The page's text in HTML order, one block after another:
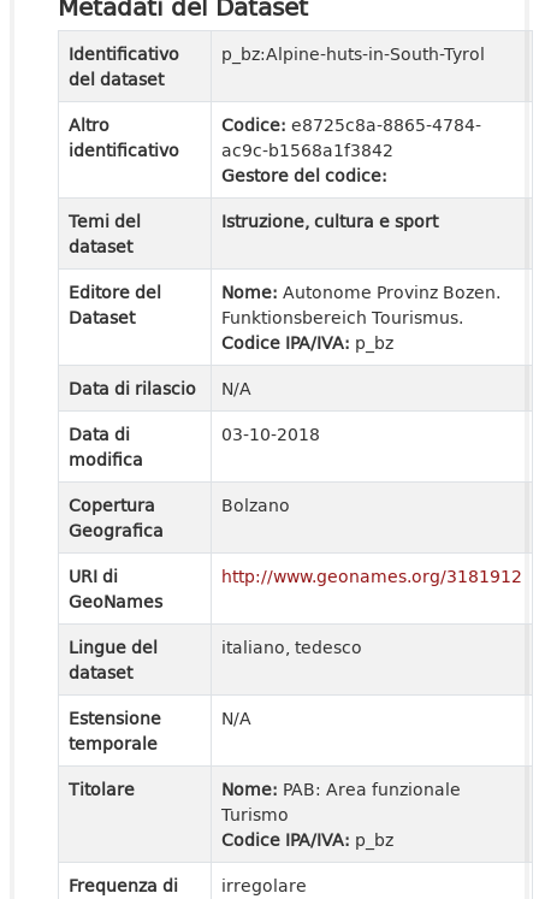
Identificativo
del dataset
p_bz:Alpine-huts-in-South-Tyrol
Altro
identificativo
Codice: e8725c8a-8865-4784-
ac9c-b1568a1f3842
Gestore del codice:
Temi del
dataset
Istruzione, cultura e sport
Editore del
Dataset
Nome: Autonome Provinz Bozen.
Funktionsbereich Tourismus.
Codice IPA/IVA: p_bz
Data di rilascio
N/A
Data di
modifica
03-10-2018
Copertura
Geografica
Bolzano
URI di
GeoNames
http://www.geonames.org/3181912
Lingue del
dataset
italiano, tedesco
Estensione
temporale
N/A
Titolare Nome: PAB: Area funzionale
Turismo
Codice IPA/IVA: p_bz
Frequenza di
irregolare